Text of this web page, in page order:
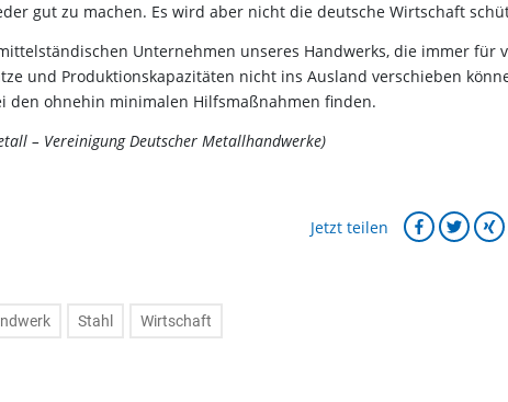
gut zu machen. Es wird aber nicht die deutsche Wirtschaft
Unternehmen unseres Handwerks, die immer für
und Produktionskapazitäten nicht ins Ausland verschieben
den ohnehin minimalen Hilfsmaßnahmen finden.
– Vereinigung Deutscher Metallhandwerke)
Jetzt teilen
Stahl Wirtschaft